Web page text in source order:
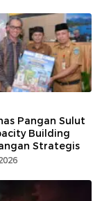
Pangan Sulut
Building
Strategis